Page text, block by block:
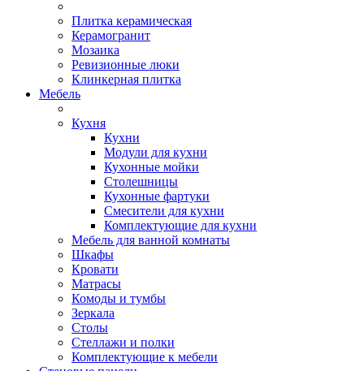
Плитка керамическая
Керамогранит
Мозаика
Ревизионные люки
Клинкерная плитка
Мебель
Кухня
Кухни
Модули для кухни
Кухонные мойки
Столешницы
Кухонные фартуки
Смесители для кухни
Комплектующие для кухни
Мебель для ванной комнаты
Шкафы
Кровати
Матрасы
Комоды и тумбы
Зеркала
Столы
Стеллажи и полки
Комплектующие к мебели